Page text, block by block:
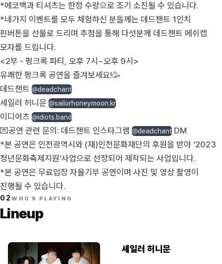
*에코백과 티셔츠는 한정 수량으로 조기 소진될 수 있습니다.
*네가지 이벤트를 모두 체험하신 분들께는 데드챈트 1인치
핀버튼을 선물로 드리며 추첨을 통해 다섯분께 데드챈트 메쉬캡
모자를 드립니다.
<2부 - 펑크록 파티, 오후 7시~오후 9시>
유쾌한 펑크록 공연을 즐겨보세요!🥳
데드챈트 @deadchant
세일러 허니문 @sailorhoneymoon.kr
이디어츠 @idiots.band
💌공연 관련 문의: 데드챈트 인스타그램 @deadchant DM
*본 공연은 인천광역시와 (재)인천문화재단의 후원을 받아 ‘2023
청년문화축제지원’사업으로 선정되어 제작되는 사업입니다.
*본 공연은 무료입장 자율기부 공연이며 사진 및 영상 촬영이
진행될 수 있습니다.
02WHO'S PLAYING
Lineup
세일러 허니문